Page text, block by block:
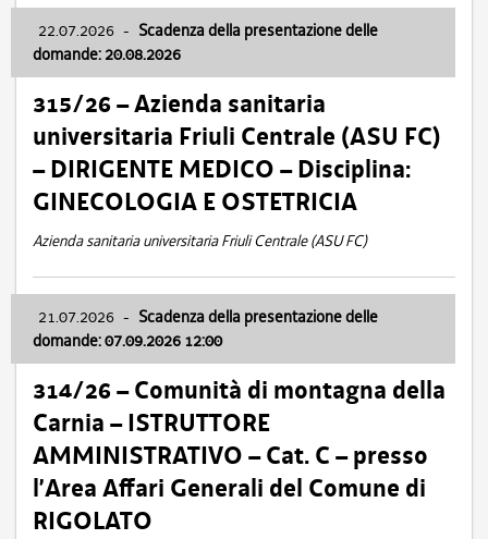
22.07.2026 - Scadenza della presentazione delle
domande: 20.08.2026
315/26 – Azienda sanitaria
universitaria Friuli Centrale (ASU FC)
– DIRIGENTE MEDICO – Disciplina:
GINECOLOGIA E OSTETRICIA
Azienda sanitaria universitaria Friuli Centrale (ASU FC)
21.07.2026 - Scadenza della presentazione delle
domande: 07.09.2026 12:00
314/26 – Comunità di montagna della
Carnia – ISTRUTTORE
AMMINISTRATIVO – Cat. C – presso
l’Area Affari Generali del Comune di
RIGOLATO